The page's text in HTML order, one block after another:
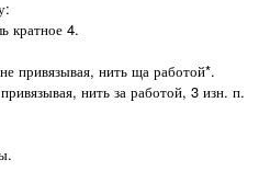
кратное 4.
привязывая, нить ща работой*.
нить за работой, 3 изн. п.